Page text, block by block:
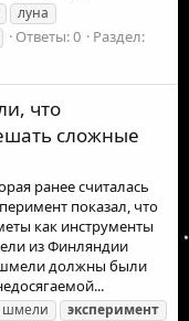
луна
Ответы: 0
Раздел:
что
сложные
ранее считалась
показал, что
как инструменты
из Финляндии
шмели должны были
шмели эксперимент